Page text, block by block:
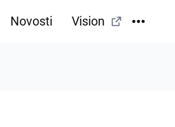
Novosti Vision